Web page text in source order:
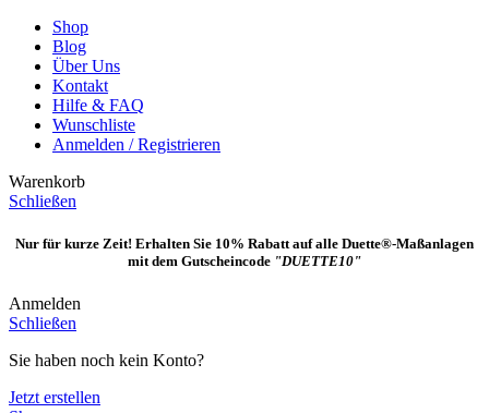
Shop
Blog
Über Uns
Kontakt
Hilfe & FAQ
Wunschliste
Anmelden / Registrieren
Warenkorb
Schließen
Nur für kurze Zeit! Erhalten Sie 10% Rabatt auf alle Duette®-Maßanlagen
mit dem Gutscheincode "DUETTE10"
Anmelden
Schließen
Sie haben noch kein Konto?
Jetzt erstellen